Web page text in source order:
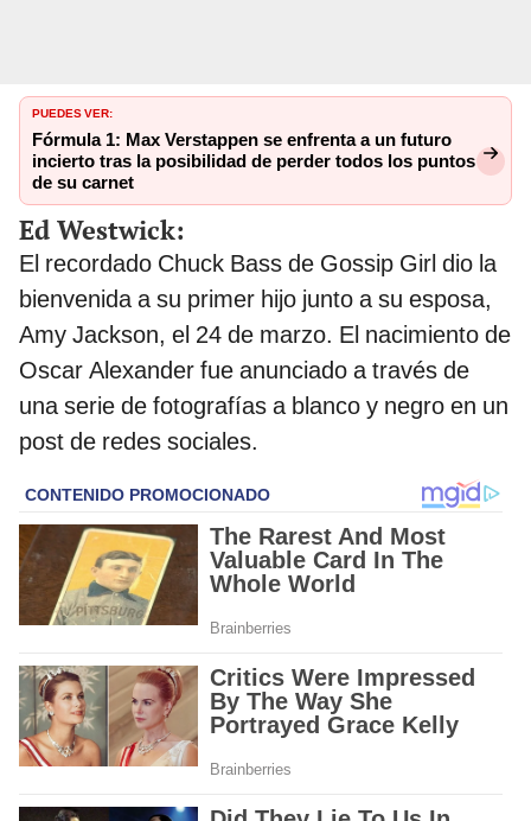
PUEDES VER:
Fórmula 1: Max Verstappen se enfrenta a un futuro
incierto tras la posibilidad de perder todos los puntos
de su carnet
Ed Westwick:
El recordado Chuck Bass de Gossip Girl dio la
bienvenida a su primer hijo junto a su esposa,
Amy Jackson, el 24 de marzo. El nacimiento de
Oscar Alexander fue anunciado a través de
una serie de fotografías a blanco y negro en un
post de redes sociales.